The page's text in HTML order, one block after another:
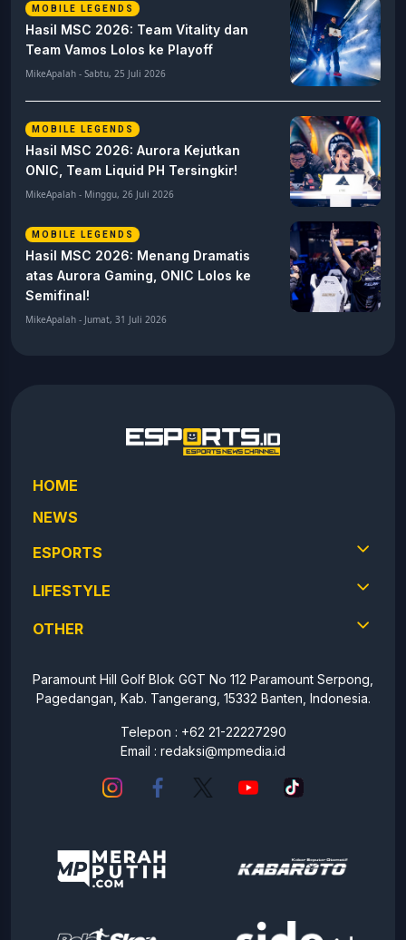
MOBILE LEGENDS
Hasil MSC 2026: Team Vitality dan
Team Vamos Lolos ke Playoff
MikeApalah - Sabtu, 25 Juli 2026
MOBILE LEGENDS
Hasil MSC 2026: Aurora Kejutkan
ONIC, Team Liquid PH Tersingkir!
MikeApalah - Minggu, 26 Juli 2026
MOBILE LEGENDS
Hasil MSC 2026: Menang Dramatis
atas Aurora Gaming, ONIC Lolos ke
Semifinal!
MikeApalah - Jumat, 31 Juli 2026
HOME
NEWS
ESPORTS
LIFESTYLE
OTHER
Paramount Hill Golf Blok GGT No 112 Paramount Serpong,
Pagedangan, Kab. Tangerang, 15332 Banten, Indonesia.
Telepon : +62 21-22227290
Email : redaksi@mpmedia.id